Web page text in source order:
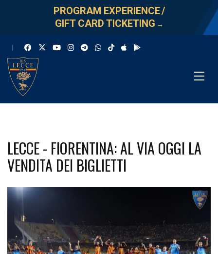
PROGRAM EXPERIENCE/
GIFT CARD TICKETING →
LECCE - FIORENTINA: AL VIA OGGI LA
VENDITA DEI BIGLIETTI